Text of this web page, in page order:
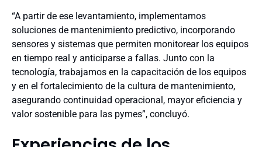
“A partir de ese levantamiento, implementamos
soluciones de mantenimiento predictivo, incorporando
sensores y sistemas que permiten monitorear los equipos
en tiempo real y anticiparse a fallas. Junto con la
tecnología, trabajamos en la capacitación de los equipos
y en el fortalecimiento de la cultura de mantenimiento,
asegurando continuidad operacional, mayor eficiencia y
valor sostenible para las pymes”, concluyó.